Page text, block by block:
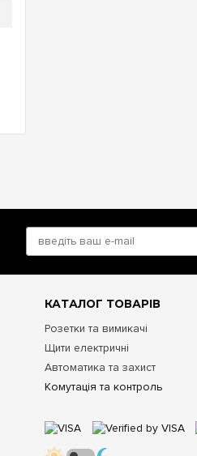
КАТАЛОГ ТОВАРІВ
Розетки та вимикачі
Щити електричні
Автоматика та захист
Комутація та контроль